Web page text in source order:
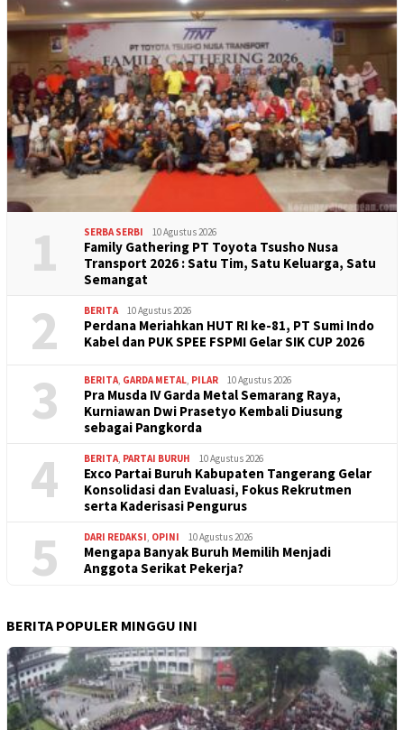
1 SERBA SERBI 10 Agustus 2026
Family Gathering PT Toyota Tsusho Nusa
Transport 2026 : Satu Tim, Satu Keluarga, Satu
Semangat
2 BERITA 10 Agustus 2026
Perdana Meriahkan HUT RI ke-81, PT Sumi Indo
Kabel dan PUK SPEE FSPMI Gelar SIK CUP 2026
3 BERITA, GARDA METAL, PILAR 10 Agustus 2026
Pra Musda IV Garda Metal Semarang Raya,
Kurniawan Dwi Prasetyo Kembali Diusung
sebagai Pangkorda
4 BERITA, PARTAI BURUH 10 Agustus 2026
Exco Partai Buruh Kabupaten Tangerang Gelar
Konsolidasi dan Evaluasi, Fokus Rekrutmen
serta Kaderisasi Pengurus
5 DARI REDAKSI, OPINI 10 Agustus 2026
Mengapa Banyak Buruh Memilih Menjadi
Anggota Serikat Pekerja?
BERITA POPULER MINGGU INI